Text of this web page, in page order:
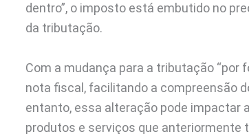
dentro”, o imposto está embutido no
da tributação.
Com a mudança para a tributação “por
nota fiscal, facilitando a compreensão
entanto, essa alteração pode impactar
produtos e serviços que anteriormente